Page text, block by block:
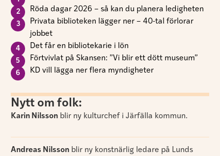
Röda dagar 2026 – så kan du planera ledigheten
Privata biblioteken lägger ner – 40-tal förlorar
jobbet
Det får en bibliotekarie i lön
Förtvivlat på Skansen: ”Vi blir ett dött museum”
KD vill lägga ner flera myndigheter
Nytt om folk:
Karin Nilsson blir ny kulturchef i Järfälla kommun.
Andreas Nilsson blir ny konstnärlig ledare på Lunds